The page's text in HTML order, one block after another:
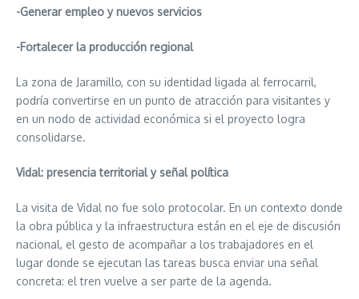
-Generar empleo y nuevos servicios
-Fortalecer la producción regional
La zona de Jaramillo, con su identidad ligada al ferrocarril,
podría convertirse en un punto de atracción para visitantes y
en un nodo de actividad económica si el proyecto logra
consolidarse.
Vidal: presencia territorial y señal política
La visita de Vidal no fue solo protocolar. En un contexto donde
la obra pública y la infraestructura están en el eje de discusión
nacional, el gesto de acompañar a los trabajadores en el
lugar donde se ejecutan las tareas busca enviar una señal
concreta: el tren vuelve a ser parte de la agenda.